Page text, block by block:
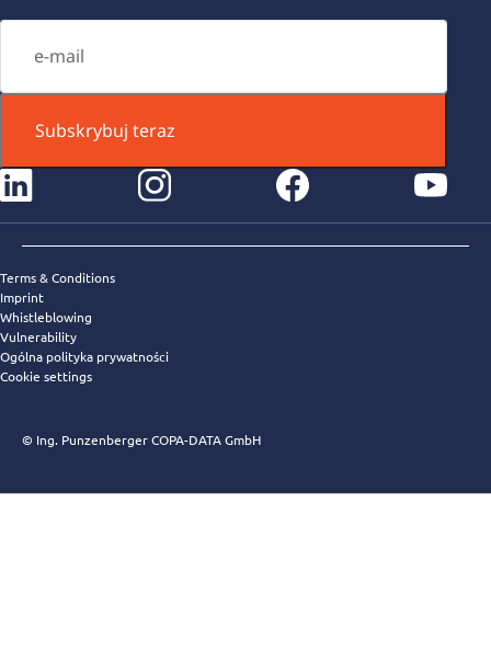
Subskrybuj teraz
facebook youtube
Terms & Conditions
Imprint
Whistleblowing
Vulnerability
Ogólna polityka prywatności
Cookie settings
© Ing. Punzenberger COPA-DATA GmbH